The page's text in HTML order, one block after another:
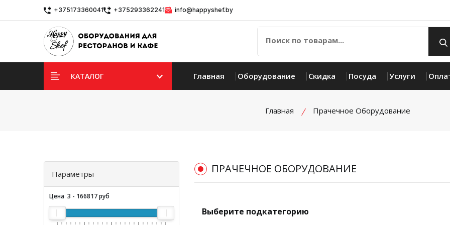
+375173360041 +375293362241 info@happyshef.by
КАТАЛОГ Главная Оборудование Скидка Посуда Услуги
Главная Прачечное Оборудование
Параметры
Цена 3 - 166817руб
ПРАЧЕЧНОЕ ОБОРУДОВАНИЕ
Выберите подкатегорию